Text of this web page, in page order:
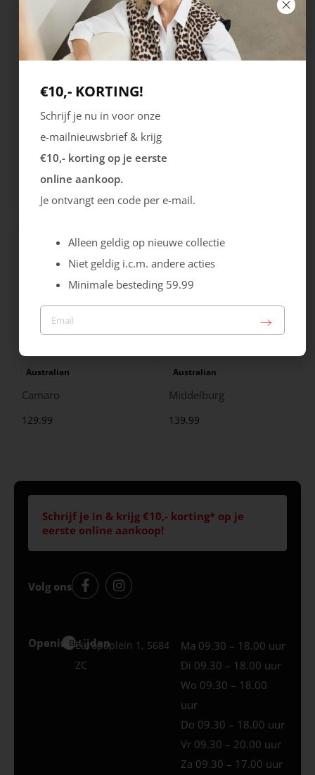
Ecco
City Stride
119.99 149.99
Australian
Camaro
129.99
Australian
Middelburg
139.99
Schrijf je in & krijg €10,- korting* op je
eerste online aankoop!
Volg ons
Openingstijden
Best
Europaplein 1, 5684
ZC
Ma 09.30 – 18.00 uur
Di 09.30 – 18.00 uur
Wo 09.30 – 18.00
uur
Do 09.30 – 18.00 uur
Vr 09.30 – 20.00 uur
Za 09.30 – 17.00 uur
€10,- KORTING!
Schrijf je nu in voor onze
e-mailnieuwsbrief & krijg
€10,- korting op je eerste
online aankoop.
Je ontvangt een code per e-mail.
Alleen geldig op nieuwe collectie
Niet geldig i.c.m. andere acties
Minimale besteding 59.99